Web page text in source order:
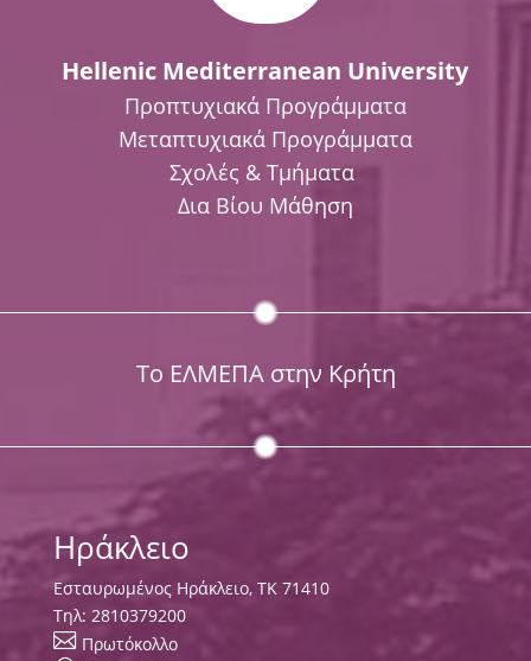
Hellenic Mediterranean University
Προπτυχιακά Προγράμματα
Μεταπτυχιακά Προγράμματα
Σχολές & Τμήματα
Δια Βίου Μάθηση
Το ΕΛΜΕΠΑ στην Κρήτη
Ηράκλειο
Εσταυρωμένος Ηράκλειο, ΤΚ 71410
Τηλ: 2810379200
 Πρωτόκολλο